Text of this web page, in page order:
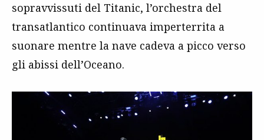
sopravvissuti del Titanic, l’orchestra del
transatlantico continuava imperterrita a
suonare mentre la nave cadeva a picco verso
gli abissi dell’Oceano.